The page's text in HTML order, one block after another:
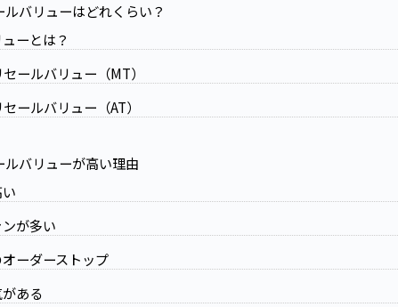
ルバリューはどれくらい？
ーとは？
ールバリュー（MT）
ールバリュー（AT）
ルバリューが高い理由
が多い
ーダーストップ
ある